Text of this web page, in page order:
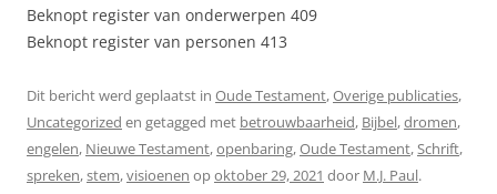
Beknopt register van onderwerpen 409
Beknopt register van personen 413
Dit bericht werd geplaatst in Oude Testament,Overige publicaties,
Uncategorized en getagged met betrouwbaarheid, Bijbel,dromen,
engelen, Nieuwe Testament,openbaring,Oude Testament,Schrift,
spreken,stem,visioenen opoktober 29, 2021 door M.J. Paul.